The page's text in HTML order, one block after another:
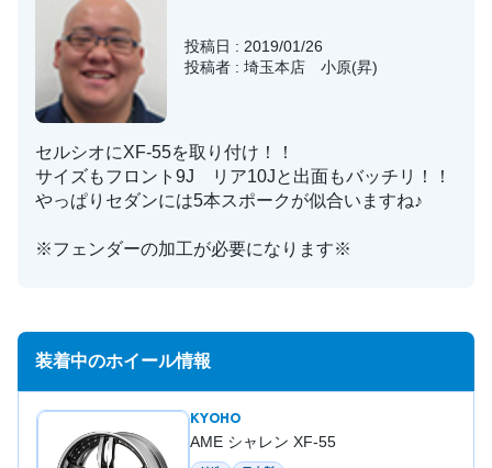
投稿日 : 2019/01/26
投稿者 : 埼玉本店 小原(昇)
セルシオにXF-55を取り付け！！
サイズもフロント9J リア10Jと出面もバッチリ！！
やっぱりセダンには5本スポークが似合いますね♪
※フェンダーの加工が必要になります※
装着中のホイール情報
KYOHO
AME シャレン XF-55